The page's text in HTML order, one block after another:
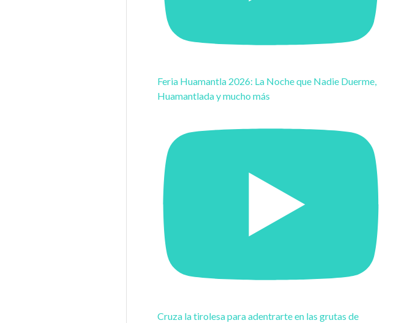
Feria Huamantla 2026: La Noche que Nadie Duerme,
Huamantlada y mucho más
Cruza la tirolesa para adentrarte en las grutas de